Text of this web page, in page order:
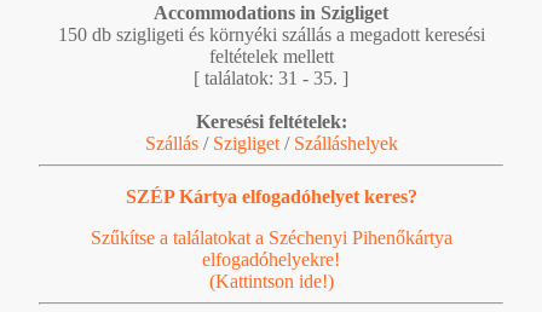
Accommodations in Szigliget
150 db szigligeti és környéki szállás a megadott keresési
feltételek mellett
[ találatok: 31 - 35. ]
Keresési feltételek:
Szállás/ Szigliget/ Szálláshelyek
SZÉP Kártya elfogadóhelyet keres?
Szűkítse a találatokat a Széchenyi Pihenőkártya
elfogadóhelyekre!
(Kattintson ide!)